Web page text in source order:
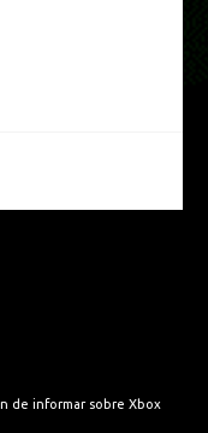
de informar sobre Xbox